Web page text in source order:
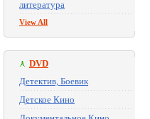
литература
View All
DVD
Детектив, Боевик
Детское Кино